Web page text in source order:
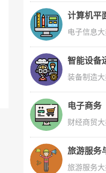
计算机平
电子信息
智能设备
装备制造
电子商务
财经商贸
旅游服务
旅游服务